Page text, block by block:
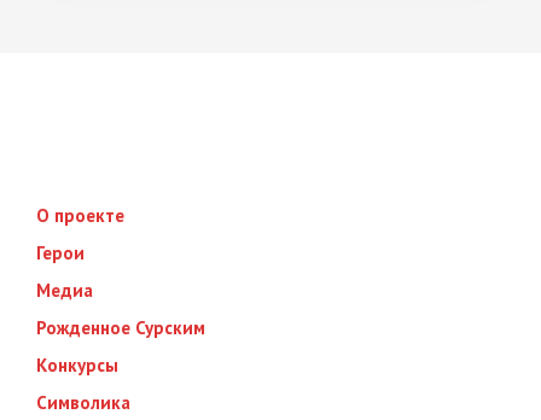
О проекте
Герои
Медиа
Рожденное Сурским
Конкурсы
Символика